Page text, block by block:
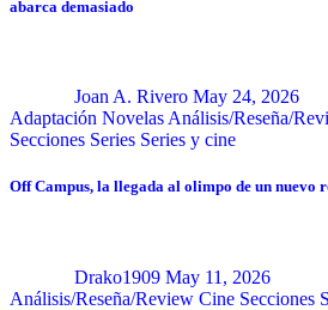
abarca demasiado
Joan A. Rivero May 24, 2026
Adaptación Novelas Análisis/Reseña/
Secciones Series Series y cine
Off Campus, la llegada al olimpo de un nuevo
Drako1909 May 11, 2026
Análisis/Reseña/Review Cine Secciones